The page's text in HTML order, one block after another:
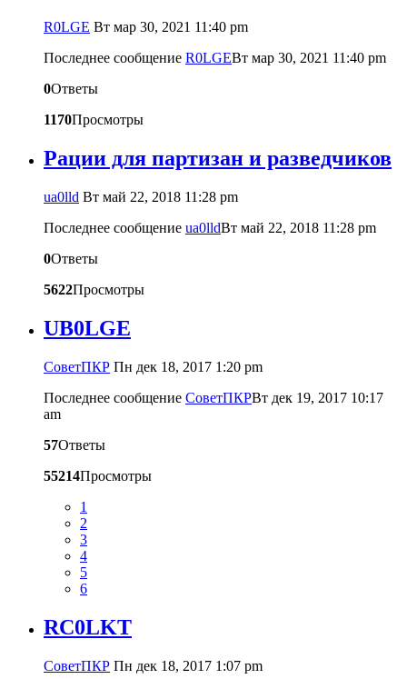
R0LGE Вт мар 30, 2021 11:40 pm
Последнее сообщение R0LGEВт мар 30, 2021 11:40 pm
0Ответы
1170Просмотры
Рации для партизан и разведчиков
ua0lld Вт май 22, 2018 11:28 pm
Последнее сообщение ua0lldВт май 22, 2018 11:28 pm
0Ответы
5622Просмотры
UB0LGE
CоветПКР Пн дек 18, 2017 1:20 pm
Последнее сообщение CоветПКРВт дек 19, 2017 10:17
am
57Ответы
55214Просмотры
1
2
3
4
5
6
RC0LKT
CоветПКР Пн дек 18, 2017 1:07 pm